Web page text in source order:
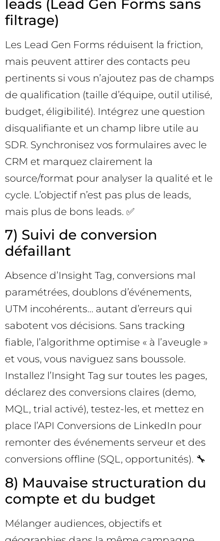
leads (Lead Gen Forms sans
filtrage)
Les Lead Gen Forms réduisent la friction,
mais peuvent attirer des contacts peu
pertinents si vous n’ajoutez pas de champs
de qualification (taille d’équipe, outil utilisé,
budget, éligibilité). Intégrez une question
disqualifiante et un champ libre utile au
SDR. Synchronisez vos formulaires avec le
CRM et marquez clairement la
source/format pour analyser la qualité et le
cycle. L’objectif n’est pas plus de leads,
mais plus de bons leads. ✅
7) Suivi de conversion
défaillant
Absence d’Insight Tag, conversions mal
paramétrées, doublons d’événements,
UTM incohérents… autant d’erreurs qui
sabotent vos décisions. Sans tracking
fiable, l’algorithme optimise « à l’aveugle »
et vous, vous naviguez sans boussole.
Installez l’Insight Tag sur toutes les pages,
déclarez des conversions claires (demo,
MQL, trial activé), testez-les, et mettez en
place l’API Conversions de LinkedIn pour
remonter des événements serveur et des
conversions offline (SQL, opportunités). 🔧
8) Mauvaise structuration du
compte et du budget
Mélanger audiences, objectifs et